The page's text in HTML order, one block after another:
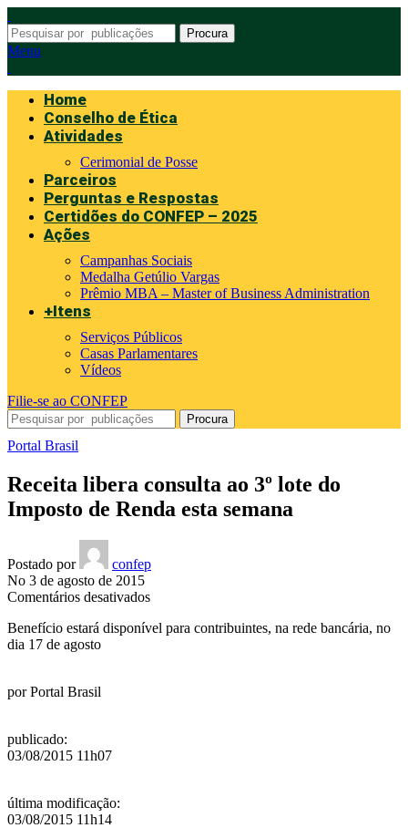
Procura
Menu
Home
Conselho de Ética
Atividades
Cerimonial de Posse
Parceiros
Perguntas e Respostas
Certidões do CONFEP – 2025
Ações
Campanhas Sociais
Medalha Getúlio Vargas
Prêmio MBA – Master of Business Administration
+Itens
Serviços Públicos
Casas Parlamentares
Vídeos
Filie-se ao CONFEP
Procura
Portal Brasil
Receita libera consulta ao 3º lote do
Imposto de Renda esta semana
Postado por
confep
No 3 de agosto de 2015
Comentários desativadosem
libera
Benefício estará disponível para contribuintes, na rede bancária, no
dia 17 de agosto
porPortal Brasil
publicado:
03/08/2015 11h07
última modificação:
03/08/2015 11h14